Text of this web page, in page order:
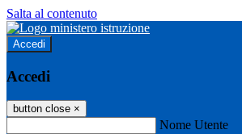
Salta al contenuto
Accedi
Accedi
button close ×
Nome Utente